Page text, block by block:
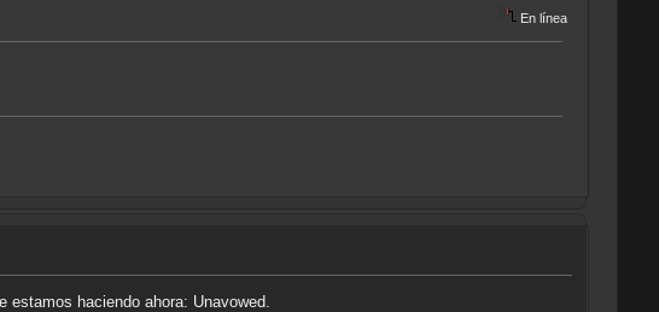
En línea
haciendo ahora: Unavowed.